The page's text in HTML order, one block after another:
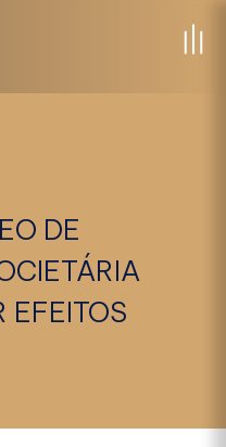
DE
EFEITOS